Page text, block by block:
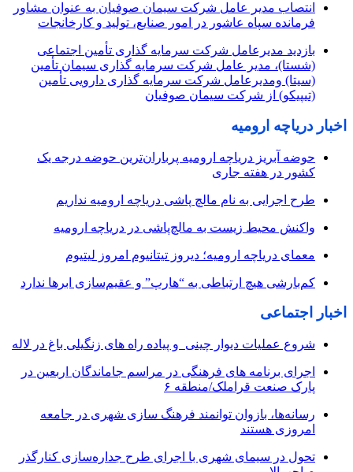
انتصاب مدیر عامل شرکت سیمان صوفیان به عنوان مشاور
فرمانده سپاه عاشور در امور صنایع، تولید و کارخانجات
بازدید مدیرعامل شرکت سرمایه گذاری تأمین اجتماعی
(شستا)، مدیر عامل شرکت سرمایه گذاری سیمان تأمین
(سیتا) ومدیرعامل شرکت سرمایه گذاری دارویی تأمین
(تیپیکو) از شرکت سیمان صوفیان
اخبار دریاچه ارومیه
حوضه آبریز دریاچه ارومیه پرباران‌ترین حوضه‌ درجه یک
کشور در هفته جاری
طرح اجرایی به نام مالچ پاشی دریاچه ارومیه نداریم
واکنش محیط زیست به مالچ‌پاشی در دریاچه ارومیه
معمای دریاچه ارومیه؛ دیروز تیتانیوم امروز لیتیوم
کم‌بارشی هیچ ارتباطی به “هارپ” و عقیم‌سازی ابرها ندارد
اخبار اجتماعی
شروع عملیات دیوار چینی و پیاده راه های زنگیلی باغ در لاله
اجرای برنامه های فرهنگی در مراسم جاماندگان اربعین در
پارک صنعت قراملک/منطقه ۶
رسانه‌ها، بازوان توانمند فرهنگ‌ سازی شهری در جامعه
امروزی هستند
تحول در سیمای شهری با اجرای طرح جداره‌سازی کنارگذر